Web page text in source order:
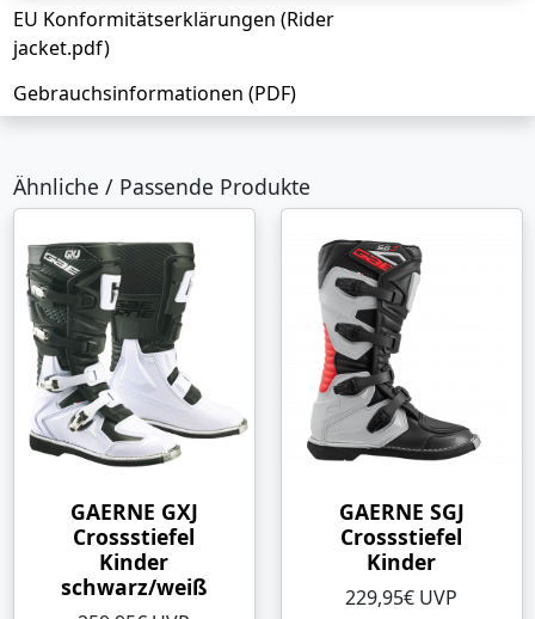
EU Konformitätserklärungen (Rider
jacket.pdf)
Gebrauchsinformationen (PDF)
Ähnliche / Passende Produkte
GAERNE GXJ
Crossstiefel
Kinder
schwarz/weiß
GAERNE SGJ
Crossstiefel
Kinder
229,95€ UVP